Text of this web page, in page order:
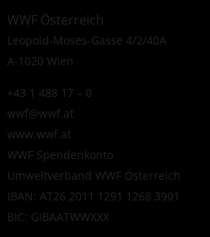
WWF Österreich
Leopold-Moses-Gasse 4/2/40A
A-1020 Wien
+43 1 488 17 – 0
wwf@wwf.at
www.wwf.at
WWF Spendenkonto
Umweltverband WWF Österreich
IBAN: AT26 2011 1291 1268 3901
BIC: GIBAATWWXXX